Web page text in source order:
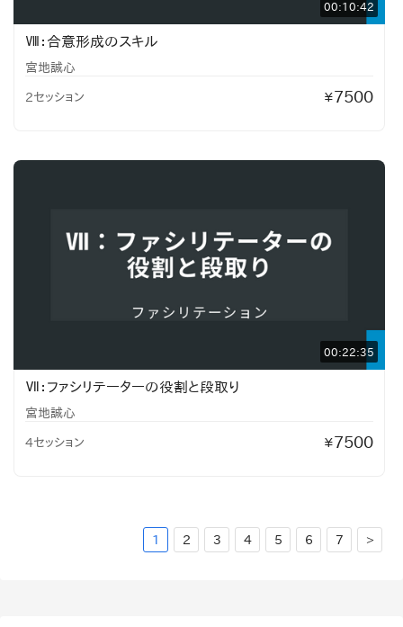
00:10:42
Ⅷ：合意形成のスキル
宮地誠心
2セッション ¥7500
00:22:35
Ⅶ：ファシリテーターの役割と段取り
宮地誠心
4セッション ¥7500
1 2 3 4 5 6 7 >